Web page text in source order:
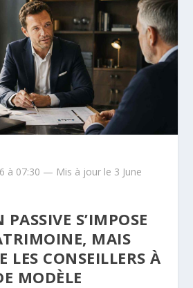
à 07:30 — Mis à jour le 3 June
S’IMPOSE
MAIS
LES CONSEILLERS À
MODÈLE